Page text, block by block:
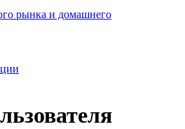
рынка и домашнего